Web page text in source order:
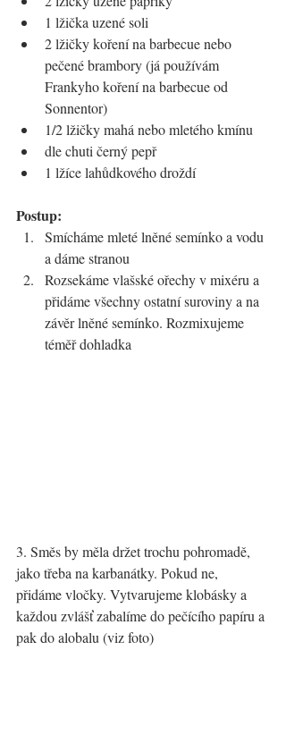
1 lžička uzené soli
2 lžičky koření na barbecue nebo
pečené brambory (já používám
Frankyho koření na barbecue od
Sonnentor)
1/2 lžičky mahá nebo mletého kmínu
dle chuti černý pepř
1 lžíce lahůdkového droždí
Postup:
Smícháme mleté lněné semínko a vodu
a dáme stranou
Rozsekáme vlašské ořechy v mixéru a
přidáme všechny ostatní suroviny a na
závěr lněné semínko. Rozmixujeme
téměř dohladka
3. Směs by měla držet trochu pohromadě,
jako třeba na karbanátky. Pokud ne,
přidáme vločky. Vytvarujeme klobásky a
každou zvlášť zabalíme do pečícího papíru a
pak do alobalu (viz foto)